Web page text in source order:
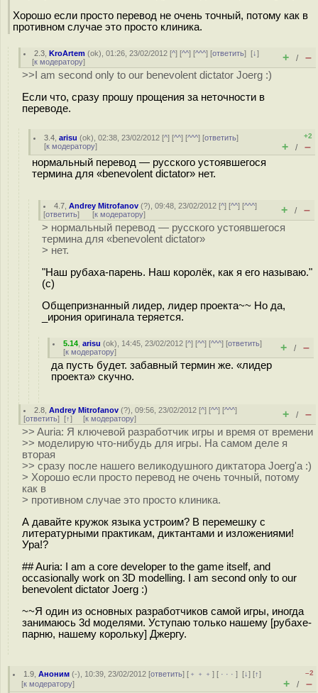
Хорошо если просто перевод не очень точный, потому как в
противном случае это просто клиника.
2.3 ,KroArtem (ok), 01:26, 23/02/2012 [^] [^^] [^^^] [ответить][↓]
[к модератору] + / –
>>I am second only to our benevolent dictator Joerg :)
Если что, сразу прошу прощения за неточности в
переводе.
3.4 ,arisu (ok), 02:38, 23/02/2012 [^] [^^] [^^^] [ответить]
[к модератору]
+2
+ / –
нормальный перевод — русского устоявшегося
термина для «benevolent dictator» нет.
4.7 ,Andrey Mitrofanov (?), 09:48, 23/02/2012 [^] [^^] [^^^]
[ответить] [к модератору] + / –
> нормальный перевод — русского устоявшегося
термина для «benevolent dictator»
> нет.
"Наш рубаха-парень. Наш королёк, как я его называю."
(с)
Общепризнанный лидер, лидер проекта~~ Но да,
_ирония оригинала теряется.
5.14 ,arisu (ok), 14:45, 23/02/2012 [^] [^^] [^^^] [ответить]
[к модератору] + / –
да пусть будет. забавный термин же. «лидер
проекта» скучно.
2.8 ,Andrey Mitrofanov (?), 09:56, 23/02/2012 [^] [^^] [^^^]
[ответить] [↑] [к модератору] + / –
>> Auria: Я ключевой разработчик игры и время от времени
>> моделирую что-нибудь для игры. На самом деле я
вторая
>> сразу после нашего великодушного диктатора Joerg'а :)
> Хорошо если просто перевод не очень точный, потому
как в
> противном случае это просто клиника.
А давайте кружок языка устроим? В перемешку с
литературными практикам, диктантами и изложениями!
Ура!?
## Auria: I am a core developer to the game itself, and
occasionally work on 3D modelling. I am second only to our
benevolent dictator Joerg :)
~~Я один из основных разработчиков самой игры, иногда
занимаюсь 3d моделями. Уступаю только нашему [рубахе-
парню, нашему корольку] Джергу.
1.9 ,Аноним (-), 10:39, 23/02/2012 [ответить] [ ﹢﹢﹢] [ · · ·][↓] [↑]
[к модератору]
–2
+ / –